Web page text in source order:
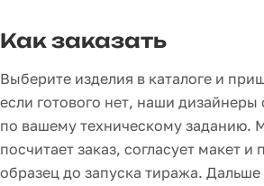
Как заказать
Выберите изделия в каталоге и
если готового нет, наши дизайнеры
по вашему техническому заданию.
посчитает заказ, согласует макет и
образец до запуска тиража.